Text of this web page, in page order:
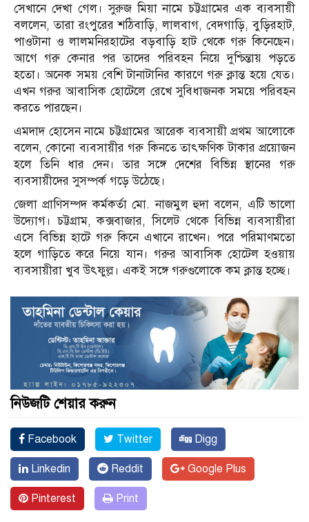
সেখানে দেখা গেল। সুরুজ মিয়া নামে চট্টগ্রামের এক ব্যবসায়ী
বললেন, তারা রংপুরের শঠিবাড়ি, লালবাগ, বেদগাড়ি, বুড়িরহাট,
পাওটানা ও লালমনিরহাটের বড়বাড়ি হাট থেকে গরু কিনেছেন।
আগে গরু কেনার পর তাদের পরিবহন নিয়ে দুশ্চিন্তায় পড়তে
হতো। অনেক সময় বেশি টানাটানির কারণে গরু ক্লান্ত হয়ে যেত।
এখন গরুর আবাসিক হোটেলে রেখে সুবিধাজনক সময়ে পরিবহন
করতে পারছেন।
এমদাদ হোসেন নামে চট্টগ্রামের আরেক ব্যবসায়ী প্রথম আলোকে
বলেন, কোনো ব্যবসায়ীর গরু কিনতে তাৎক্ষণিক টাকার প্রয়োজন
হলে তিনি ধার দেন। তার সঙ্গে দেশের বিভিন্ন স্থানের গরু
ব্যবসায়ীদের সুসম্পর্ক গড়ে উঠেছে।
জেলা প্রাণিসম্পদ কর্মকর্তা মো. নাজমুল হুদা বলেন, এটি ভালো
উদ্যোগ। চট্টগ্রাম, কক্সবাজার, সিলেট থেকে বিভিন্ন ব্যবসায়ীরা
এসে বিভিন্ন হাটে গরু কিনে এখানে রাখেন। পরে পরিমাণমতো
হলে গাড়িতে করে নিয়ে যান। গরুর আবাসিক হোটেল হওয়ায়
ব্যবসায়ীরা খুব উৎফুল্ল। একই সঙ্গে গরুগুলোকে কম ক্লান্ত হচ্ছে।
নিউজটি শেয়ার করুন
Facebook Twitter Digg
Linkedin Reddit Google Plus
Pinterest Print